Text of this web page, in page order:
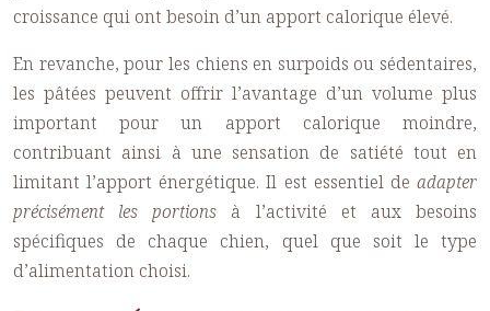
croissance qui ont besoin d’un apport calorique élevé.
En revanche, pour les chiens en surpoids ou sédentaires,
les pâtées peuvent offrir l’avantage d’un volume plus
important pour un apport calorique moindre,
contribuant ainsi à une sensation de satiété tout en
limitant l’apport énergétique. Il est essentiel de adapter
précisément les portions à l’activité et aux besoins
spécifiques de chaque chien, quel que soit le type
d’alimentation choisi.